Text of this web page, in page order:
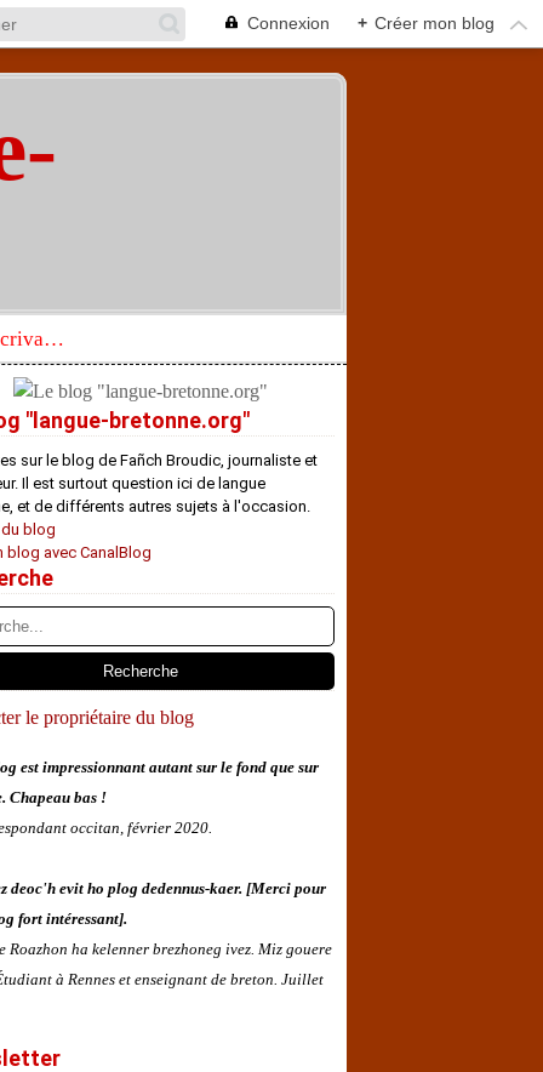
Connexion + Créer mon blog
Réhabilitation d’un écrivain de langue bretonne aujourd’hui mal connu et méconnu
"langue-bretonne.org"
sur le blog de Fañch Broudic, journaliste et
Il est surtout question ici de langue
et de différents autres sujets à l'occasion.
blog
blog avec CanalBlog
le propriétaire du blog
est impressionnant autant sur le fond que sur
Chapeau bas !
occitan, février 2020.
deoc'h evit ho plog dedennus-kaer. [Merci pour
fort intéressant].
Roazhon ha kelenner brezhoneg ivez. Miz gouere
à Rennes et enseignant de breton. Juillet